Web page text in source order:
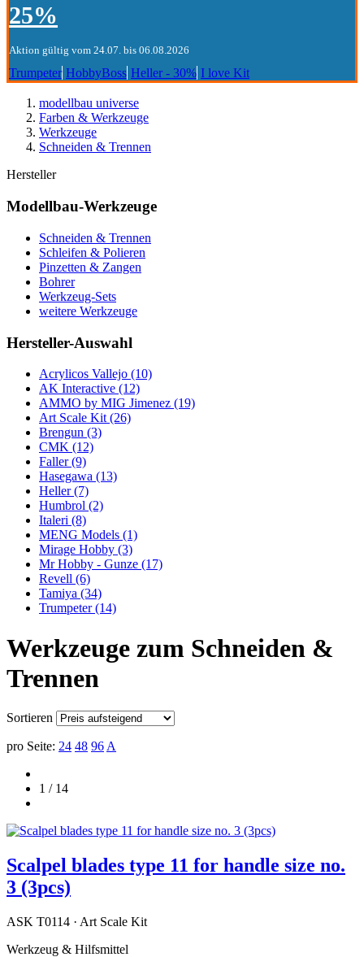
25%
Aktion gültig vom 24.07. bis 06.08.2026
Trumpeter HobbyBoss Heller - 30% I love Kit
modellbau universe
Farben & Werkzeuge
Werkzeuge
Schneiden & Trennen
Hersteller
Modellbau-Werkzeuge
Schneiden & Trennen
Schleifen & Polieren
Pinzetten & Zangen
Bohrer
Werkzeug-Sets
weitere Werkzeuge
Hersteller-Auswahl
Acrylicos Vallejo (10)
AK Interactive (12)
AMMO by MIG Jimenez (19)
Art Scale Kit (26)
Brengun (3)
CMK (12)
Faller(9)
Hasegawa (13)
Heller(7)
Humbrol (2)
Italeri (8)
MENG Models (1)
Mirage Hobby (3)
Mr Hobby - Gunze (17)
Revell (6)
Tamiya (34)
Trumpeter(14)
Werkzeuge zum Schneiden &
Trennen
Sortieren
pro Seite: 24 48 96 A
1 / 14
Scalpel blades type 11 for handle size no.
3 (3pcs)
ASK T0114 · Art Scale Kit
Werkzeug & Hilfsmittel